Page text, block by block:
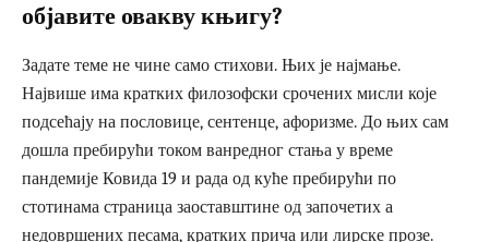
објавите овакву књигу?
Задате теме не чине само стихови. Њих је најмање.
Највише има кратких филозофски срочених мисли које
подсећају на пословице, сентенце, афоризме. До њих сам
дошла пребирући током ванредног стања у време
пандемије Ковида 19 и рада од куће пребирући по
стотинама страница заоставштине од започетих а
недовршених песама, кратких прича или лирске прозе.